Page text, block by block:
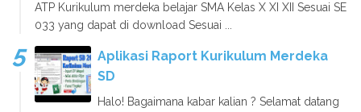
ATP Kurikulum merdeka belajar SMA Kelas X XI XII Sesuai SE
033 yang dapat di download Sesuai ...
Aplikasi Raport Kurikulum Merdeka
SD
Halo! Bagaimana kabar kalian ? Selamat datang